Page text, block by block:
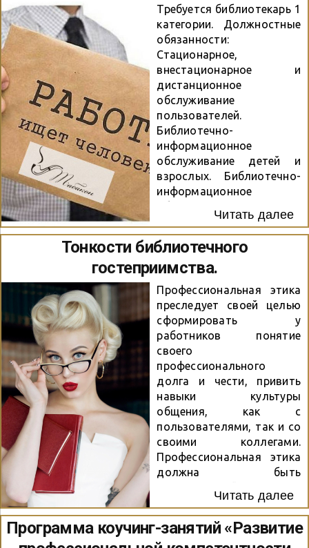
рамках деятельности
отдела обслуживания; —
исследование спроса на
библиотечные услуги.
Будет большим плюсом:
— навыки работы с
офисными программами,
интернетом; — умение
работать с
информационными
базами данных; — знание
библиотечной программы
«Ирбис»; — навыки
работы с оргтехникой
(ксероксом, принтером).
Желательно:
коммуникабельность,
стрессоустойчивость,
навыки и учиться новому.
Образование: профессион
альное библиотечное,
культуры и искусства,
педагогическое График
работы: пн. — вс. 10:00-
19:00 (скользящий
график), суббота —
выходной...
Требуется библиотекарь 1
категории. Должностные
обязанности:
Стационарное,
внестационарное и
дистанционное
обслуживание
пользователей.
Библиотечно-
информационное
обслуживание детей и
взрослых. Библиотечно-
информационное
ограниченными
возможностями
здоровья. Организация и
проведение
библиотечных культурно-
просветительских,
образовательных и
событийных
мероприятий. Ведение
библиотечных сайтов/
порталов, сетевых
социальных сервисов.
Оказание платных услуг
населению. Требования к
кандидату: Знание
отечественной и
зарубежной
художественной
литературы, основ
социальных,
гуманитарных, точных и
естественных наук,
Читать далее
Тонкости библиотечного
гостеприимства.
Профессиональная этика
преследует своей целью
сформировать у
работников понятие
своего
профессионального
долга и чести, привить
навыки культуры
общения, как с
пользователями, так и со
своими коллегами.
Профессиональная этика
должна быть
подготовки каждого
специалиста. Все
сотрудники
Читать далее
Программа коучинг-занятий «Развитие